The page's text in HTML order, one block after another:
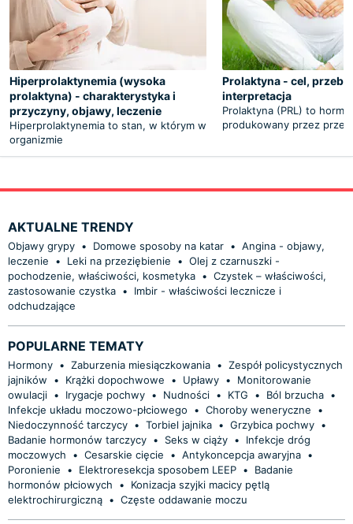
Hiperprolaktynemia (wysoka
prolaktyna) - charakterystyka i
przyczyny, objawy, leczenie
Hiperprolaktynemia to stan, w którym w
organizmie
Prolaktyna - cel,
interpretacja
Prolaktyna (PRL) to
produkowany przez przed
AKTUALNE TRENDY
Objawy grypy • Domowe sposoby na katar • Angina - objawy,
leczenie
• Leki na przeziębienie • Olej z czarnuszki -
pochodzenie, właściwości, kosmetyka • Czystek – właściwości,
zastosowanie czystka •
Imbir - właściwości lecznicze i
odchudzające
POPULARNE TEMATY
Hormony • Zaburzenia miesiączkowania • Zespół policystycznych
jajników
• Krążki dopochwowe • Upławy •
Monitorowanie
owulacji • Irygacje pochwy • Nudności • KTG • Ból brzucha •
Infekcje układu moczowo-płciowego
• Choroby weneryczne
•
Niedoczynność tarczycy • Torbiel jajnika • Grzybica pochwy •
Badanie hormonów tarczycy • Seks w ciąży •
Infekcje dróg
moczowych
• Cesarskie cięcie • Antykoncepcja awaryjna •
Poronienie
• Elektroresekcja sposobem LEEP •
Badanie
hormonów płciowych
•
Konizacja szyjki macicy pętlą
elektrochirurgiczną • Częste oddawanie moczu